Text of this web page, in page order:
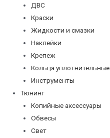
ДВС
Краски
Жидкости и смазки
Наклейки
Крепеж
Кольца уплотнительные
Инструменты
Тюнинг
Копийные аксессуары
Обвесы
Свет